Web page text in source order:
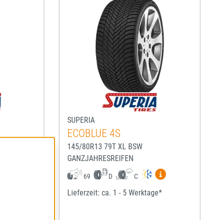
Mehr Informationen zum EU-Reifenlabel anzeigen
SUPERIA
ECOBLUE 4S
145/80R13 79T XL BSW
GANZJAHRESREIFEN
69 D C
Mehr
Lieferzeit: ca. 1 - 5 Werktage*